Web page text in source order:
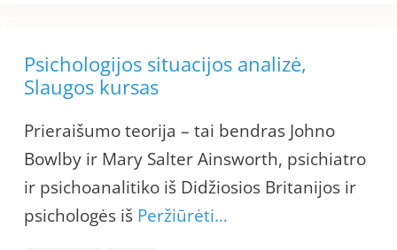
Psichologijos situacijos analizė,
Slaugos kursas
Prieraišumo teorija – tai bendras Johno
Bowlby ir Mary Salter Ainsworth, psichiatro
ir psichoanalitiko iš Didžiosios Britanijos ir
psichologės iš Peržiūrėti…